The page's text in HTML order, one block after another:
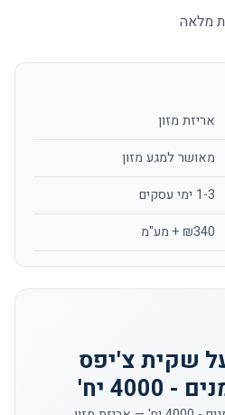
מלאה
אריזת מזון
מאושר למגע מזון
1-3 ימי עסקים
₪340 + מע"מ
שקית צ'יפס
יח'